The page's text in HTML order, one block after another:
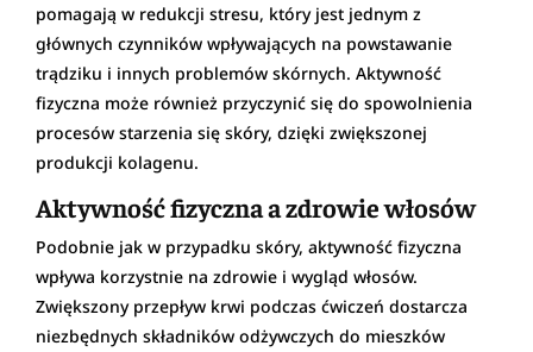
pomagają w redukcji stresu, który jest jednym z
głównych czynników wpływających na powstawanie
trądziku i innych problemów skórnych. Aktywność
fizyczna może również przyczynić się do spowolnienia
procesów starzenia się skóry, dzięki zwiększonej
produkcji kolagenu.
Aktywność fizyczna a zdrowie włosów
Podobnie jak w przypadku skóry, aktywność fizyczna
wpływa korzystnie na zdrowie i wygląd włosów.
Zwiększony przepływ krwi podczas ćwiczeń dostarcza
niezbędnych składników odżywczych do mieszków